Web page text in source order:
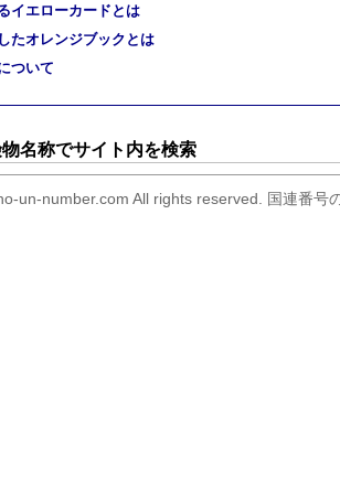
イエローカードとは
たオレンジブックとは
ついて
名称でサイト内を検索
un-number.com All rights reserved. 国連番号